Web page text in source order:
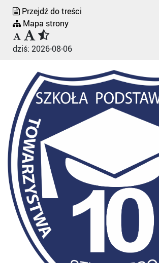
Przejdź do treści
Mapa strony
dziś: 2026-08-06